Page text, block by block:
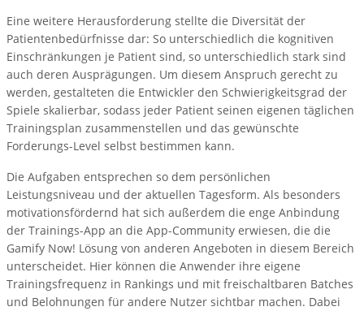
Eine weitere Herausforderung stellte die Diversität der
Patientenbedürfnisse dar: So unterschiedlich die kognitiven
Einschränkungen je Patient sind, so unterschiedlich stark sind
auch deren Ausprägungen. Um diesem Anspruch gerecht zu
werden, gestalteten die Entwickler den Schwierigkeitsgrad der
Spiele skalierbar, sodass jeder Patient seinen eigenen täglichen
Trainingsplan zusammenstellen und das gewünschte
Forderungs-Level selbst bestimmen kann.
Die Aufgaben entsprechen so dem persönlichen
Leistungsniveau und der aktuellen Tagesform. Als besonders
motivationsfördernd hat sich außerdem die enge Anbindung
der Trainings-App an die App-Community erwiesen, die die
Gamify Now! Lösung von anderen Angeboten in diesem Bereich
unterscheidet. Hier können die Anwender ihre eigene
Trainingsfrequenz in Rankings und mit freischaltbaren Batches
und Belohnungen für andere Nutzer sichtbar machen. Dabei